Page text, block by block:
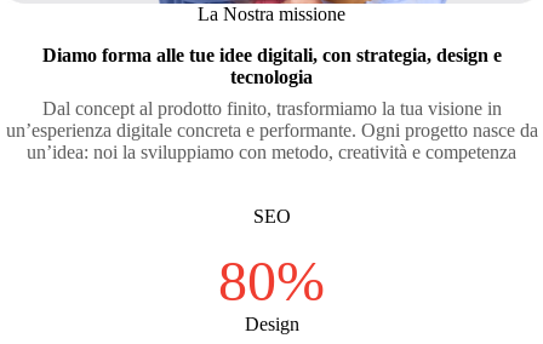
La Nostra missione
Diamo forma alle tue idee digitali, con strategia, design e
tecnologia
Dal concept al prodotto finito, trasformiamo la tua visione in
un’esperienza digitale concreta e performante. Ogni progetto nasce da
un’idea: noi la sviluppiamo con metodo, creatività e competenza
SEO
80%
Design